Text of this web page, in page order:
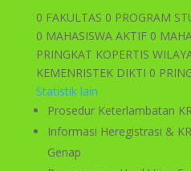
0 FAKULTAS 0 PROGRAM
0 MAHASISWA AKTIF 0
PRINGKAT KOPERTIS
KEMENRISTEK DIKTI 0
Statistik lain
Prosedur Keterlambatan
Informasi Heregistrasi &
Genap